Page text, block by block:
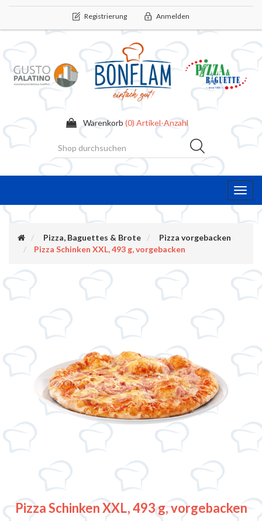
Registrierung Anmelden
Warenkorb (0) Artikel-Anzahl
Pizza, Baguettes & Brote
Pizza vorgebacken
Pizza Schinken XXL, 493 g, vorgebacken
Pizza Schinken XXL, 493 g, vorgebacken